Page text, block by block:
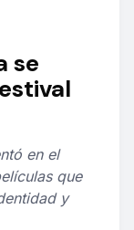
se
en el
que
y